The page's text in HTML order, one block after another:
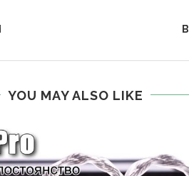
YOU MAY ALSO LIKE